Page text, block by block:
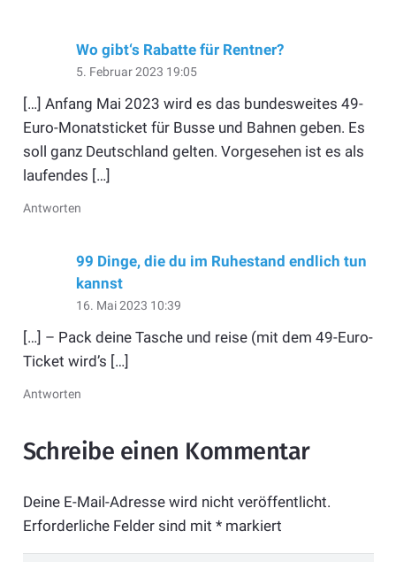
Wo gibt‘s Rabatte für Rentner?
5. Februar 2023 19:05
[…] Anfang Mai 2023 wird es das bundesweites 49-
Euro-Monatsticket für Busse und Bahnen geben. Es
soll ganz Deutschland gelten. Vorgesehen ist es als
laufendes […]
Antworten
99 Dinge, die du im Ruhestand endlich tun
kannst
16. Mai 2023 10:39
[…] – Pack deine Tasche und reise (mit dem 49-Euro-
Ticket wird’s […]
Antworten
Schreibe einen Kommentar
Deine E-Mail-Adresse wird nicht veröffentlicht.
Erforderliche Felder sind mit *markiert